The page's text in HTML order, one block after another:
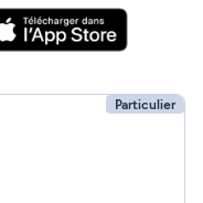
Particulier